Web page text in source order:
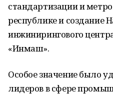
стандартизации и
республике и создание
инжинирингового
«Инмаш».
Особое значение было
лидеров в сфере